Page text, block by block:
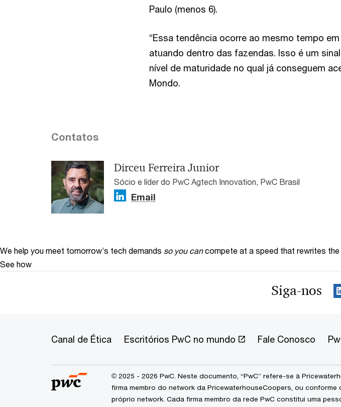
Paulo (menos 6).
“Essa tendência ocorre ao mesmo tempo
atuando dentro das fazendas. Isso é um
nível de maturidade no qual já conseguem
Mondo.
Contatos
Dirceu Ferreira Junior
Sócio e líder do PwC Agtech Innovation, PwC Brasil
Email
We help you meet tomorrow’s tech demands so you can compete at a speed that rewrites the
See how
Siga-nos
Canal de Ética Escritórios PwC no mundo Fale Conosco
© 2025 - 2026 PwC. Neste documento, “PwC” refere-se à
firma membro do network da PricewaterhouseCoopers, ou conforme
próprio network. Cada firma membro da rede PwC constitui uma